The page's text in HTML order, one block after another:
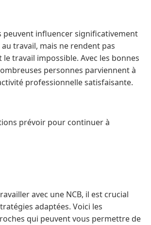
peuvent influencer significativement
travail, mais ne rendent pas
le travail impossible. Avec les bonnes
personnes parviennent à
professionnelle satisfaisante.
prévoir pour continuer à
avec une NCB, il est crucial
adaptées. Voici les
qui peuvent vous permettre de